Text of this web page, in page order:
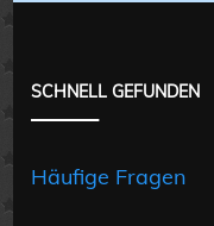
SCHNELL GEFUNDEN
Häufige Fragen